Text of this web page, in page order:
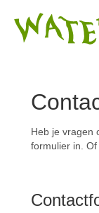
Heb je vragen
formulier in.